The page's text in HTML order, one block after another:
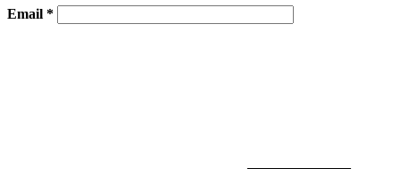
Email *